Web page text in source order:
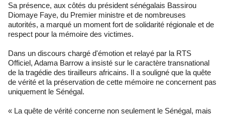
Sa présence, aux côtés du président sénégalais Bassirou
Diomaye Faye, du Premier ministre et de nombreuses
autorités, a marqué un moment fort de solidarité régionale et de
respect pour la mémoire des victimes.
Dans un discours chargé d'émotion et relayé par la RTS
Officiel, Adama Barrow a insisté sur le caractère transnational
de la tragédie des tirailleurs africains. Il a souligné que la quête
de vérité et la préservation de cette mémoire ne concernent pas
uniquement le Sénégal.
« La quête de vérité concerne non seulement le Sénégal, mais